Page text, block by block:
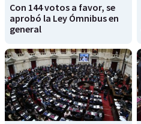
Con 144 votos a favor, se
aprobó la Ley Ómnibus en
general